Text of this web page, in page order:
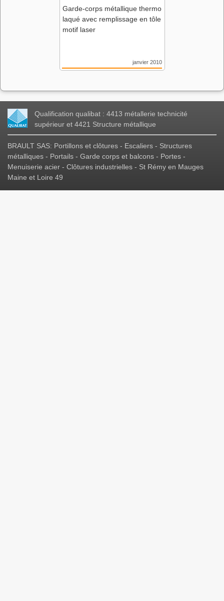
Garde-corps métallique thermo
laqué avec remplissage en tôle
motif laser
janvier 2010
Nantes (44)
Nantes
Qualification qualibat : 4413 métallerie technicité
supérieur et 4421 Structure métallique
BRAULT SAS: Portillons et clôtures - Escaliers - Structures
métalliques - Portails - Garde corps et balcons - Portes -
Menuiserie acier - Clôtures industrielles - St Rémy en Mauges
Maine et Loire 49